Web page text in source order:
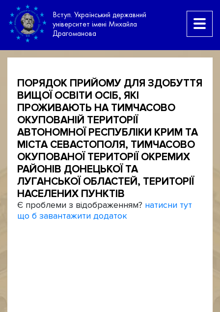
Вступ. Український державний
університет імені Михайла
Драгоманова
ПОРЯДОК ПРИЙОМУ ДЛЯ ЗДОБУТТЯ
ВИЩОЇ ОСВІТИ ОСІБ, ЯКІ
ПРОЖИВАЮТЬ НА ТИМЧАСОВО
ОКУПОВАНІЙ ТЕРИТОРІЇ
АВТОНОМНОЇ РЕСПУБЛІКИ КРИМ ТА
МІСТА СЕВАСТОПОЛЯ, ТИМЧАСОВО
ОКУПОВАНОЇ ТЕРИТОРІЇ ОКРЕМИХ
РАЙОНІВ ДОНЕЦЬКОЇ ТА
ЛУГАНСЬКОЇ ОБЛАСТЕЙ, ТЕРИТОРІЇ
НАСЕЛЕНИХ ПУНКТІВ
Є проблеми з відображенням? натисни тут
що б завантажити додаток